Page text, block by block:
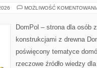
MOŻLIWOŚĆ
DomPol – strona dla osób
konstrukcjami z drewna
poświęcony tematyce
rzeczowe źródło wiedzy